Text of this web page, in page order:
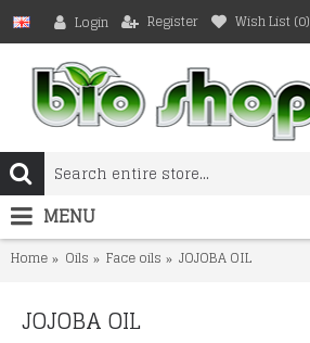
Login Register Wish List (0)
MENU
Home Oils Face oils JOJOBA OIL
JOJOBA OIL